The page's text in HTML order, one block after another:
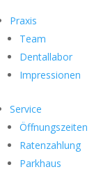
Praxis
Team
Dentallabor
Impressionen
Service
Öffnungszeiten
Ratenzahlung
Parkhaus